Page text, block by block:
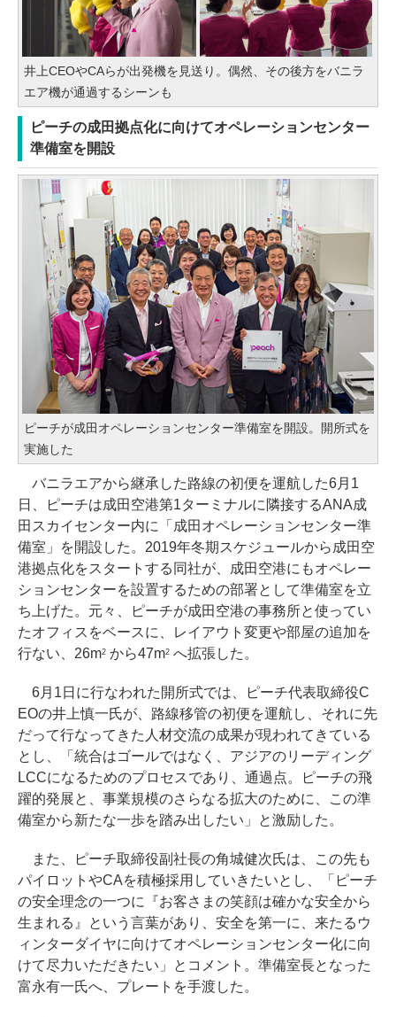
井上CEOやCAらが出発機を見送り。偶然、その後方をバニラ
エア機が通過するシーンも
ピーチの成田拠点化に向けてオペレーションセンター
準備室を開設
ピーチが成田オペレーションセンター準備室を開設。開所式を
実施した
バニラエアから継承した路線の初便を運航した6月1
日、ピーチは成田空港第1ターミナルに隣接するANA成
田スカイセンター内に「成田オペレーションセンター準
備室」を開設した。2019年冬期スケジュールから成田空
港拠点化をスタートする同社が、成田空港にもオペレー
ションセンターを設置するための部署として準備室を立
ち上げた。元々、ピーチが成田空港の事務所と使ってい
たオフィスをベースに、レイアウト変更や部屋の追加を
行ない、26m2から47m2へ拡張した。
6月1日に行なわれた開所式では、ピーチ代表取締役C
EOの井上慎一氏が、路線移管の初便を運航し、それに先
だって行なってきた人材交流の成果が現われてきている
とし、「統合はゴールではなく、アジアのリーディング
LCCになるためのプロセスであり、通過点。ピーチの飛
躍的発展と、事業規模のさらなる拡大のために、この準
備室から新たな一歩を踏み出したい」と激励した。
また、ピーチ取締役副社長の角城健次氏は、この先も
パイロットやCAを積極採用していきたいとし、「ピーチ
の安全理念の一つに『お客さまの笑顔は確かな安全から
生まれる』という言葉があり、安全を第一に、来たるウ
ィンターダイヤに向けてオペレーションセンター化に向
けて尽力いただきたい」とコメント。準備室長となった
富永有一氏へ、プレートを手渡した。